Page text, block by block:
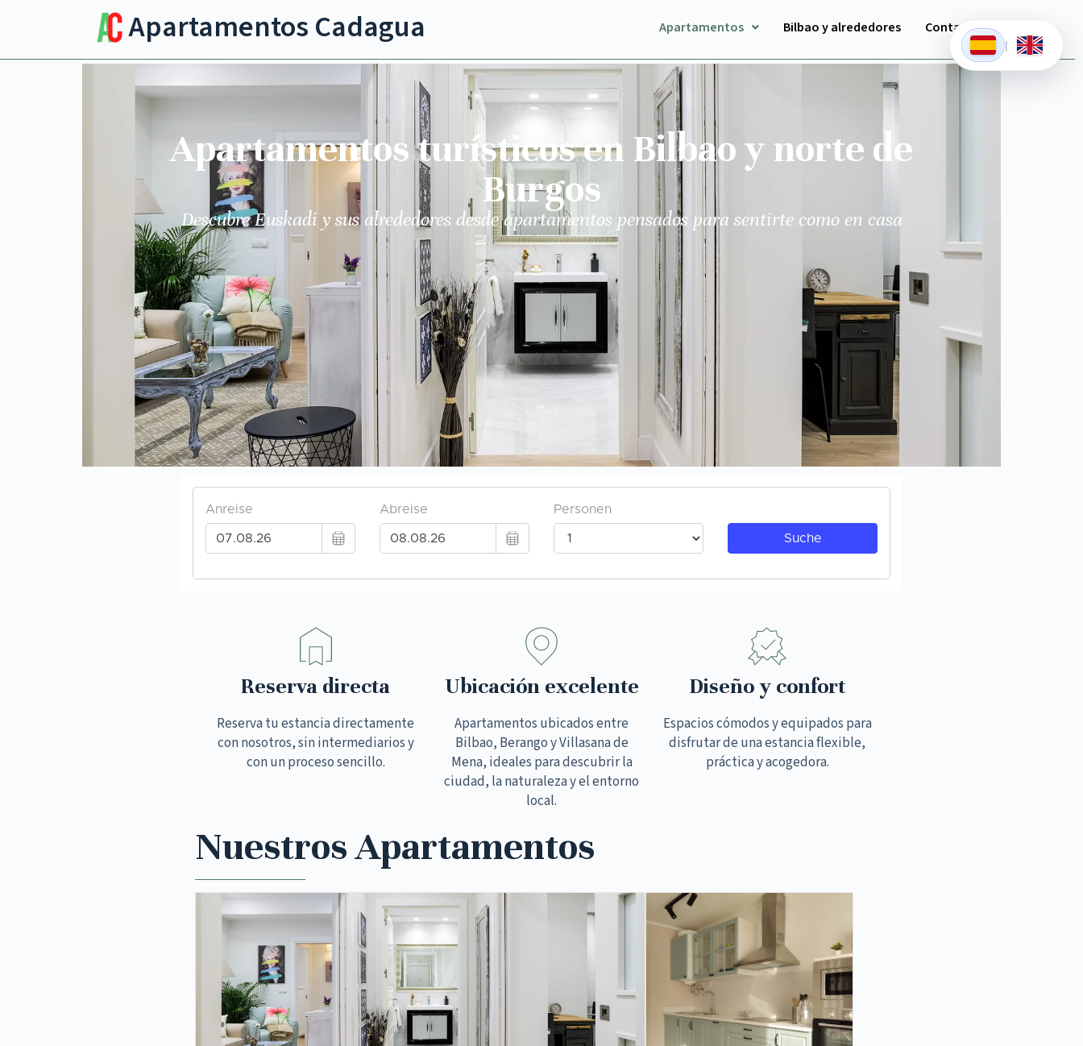
Apartamentos Cadagua Apartamentos Bilbao y alrededores Contacto
Apartamentos turísticos en Bilbao y norte de
Burgos
Descubre Euskadi y sus alrededores desde apartamentos pensados para sentirte como en casa
Reserva directa
Reserva tu estancia directamente
con nosotros, sin intermediarios y
con un proceso sencillo.
Ubicación excelente
Apartamentos ubicados entre
Bilbao, Berango y Villasana de
Mena, ideales para descubrir la
ciudad, la naturaleza y el entorno
local.
Diseño y confort
Espacios cómodos y equipados para
disfrutar de una estancia flexible,
práctica y acogedora.
Nuestros Apartamentos
|